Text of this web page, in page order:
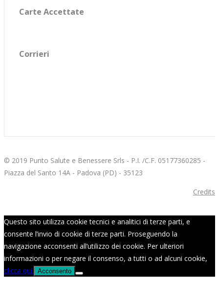
Carte Accettate
Corrieri
© 2019 Punto Salute e Benessere Srls - P.I. /C.F. 05177360285 -
Piazza del Santo 14A - Padova (PD) - 35123
Credits
Questo sito utilizza cookie tecnici e analitici di terze parti, e
consente l’invio di cookie di terze parti. Proseguendo la
navigazione acconsenti all’utilizzo dei cookie. Per ulteriori
informazioni o per negare il consenso, a tutti o ad alcuni cookie,
clicca qui. Acconsento